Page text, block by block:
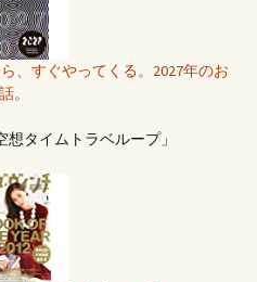
、すぐやってくる。2027年のお
話。
想タイムトラベループ」